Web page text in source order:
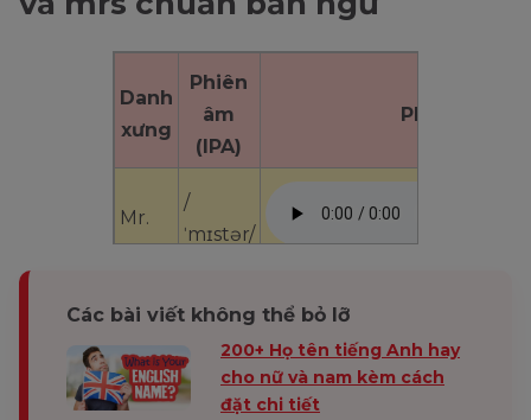
Danh
xưng
Phiên
âm
(IPA)
Phát âm
Mr.
/
ˈmɪstər/
Mrs. /ˈmɪsɪz/
Các bài viết không thể bỏ lỡ
200+ Họ tên tiếng Anh hay
cho nữ và nam kèm cách
đặt chi tiết